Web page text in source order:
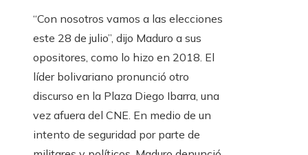
“Con nosotros vamos a las elecciones
este 28 de julio”, dijo Maduro a sus
opositores, como lo hizo en 2018. El
líder bolivariano pronunció otro
discurso en la Plaza Diego Ibarra, una
vez afuera del CNE. En medio de un
intento de seguridad por parte de